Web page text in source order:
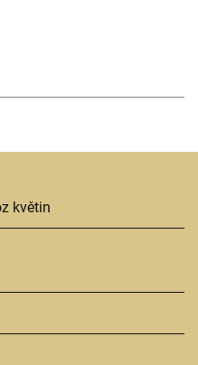
květin